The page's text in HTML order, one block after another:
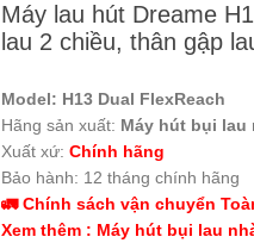
Máy lau hút Dreame
lau 2 chiều, thân gập
Model: H13 Dual FlexReach
Hãng sản xuất: Máy hút bụi lau
Xuất xứ: Chính hãng
Bảo hành: 12 tháng chính hãng
🚛 Chính sách vận chuyển
Xem thêm : Máy hút bụi lau